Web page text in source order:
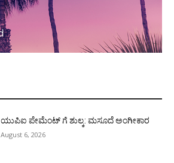
ಯುಪಿಐ ಪೇಮೆಂಟ್ ಗೆ ಶುಲ್ಕ: ಮಸೂದೆ ಅಂಗೀಕಾರ
August 6, 2026